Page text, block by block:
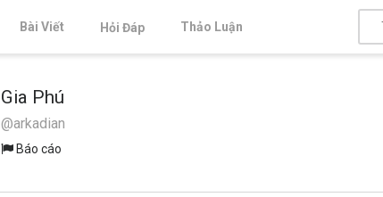
Bài Viết Hỏi Đáp Thảo Luận
Gia Phú
@arkadian
Báo cáo